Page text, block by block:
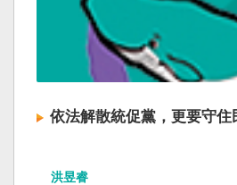
依法解散統促黨，更要守住
洪昱睿